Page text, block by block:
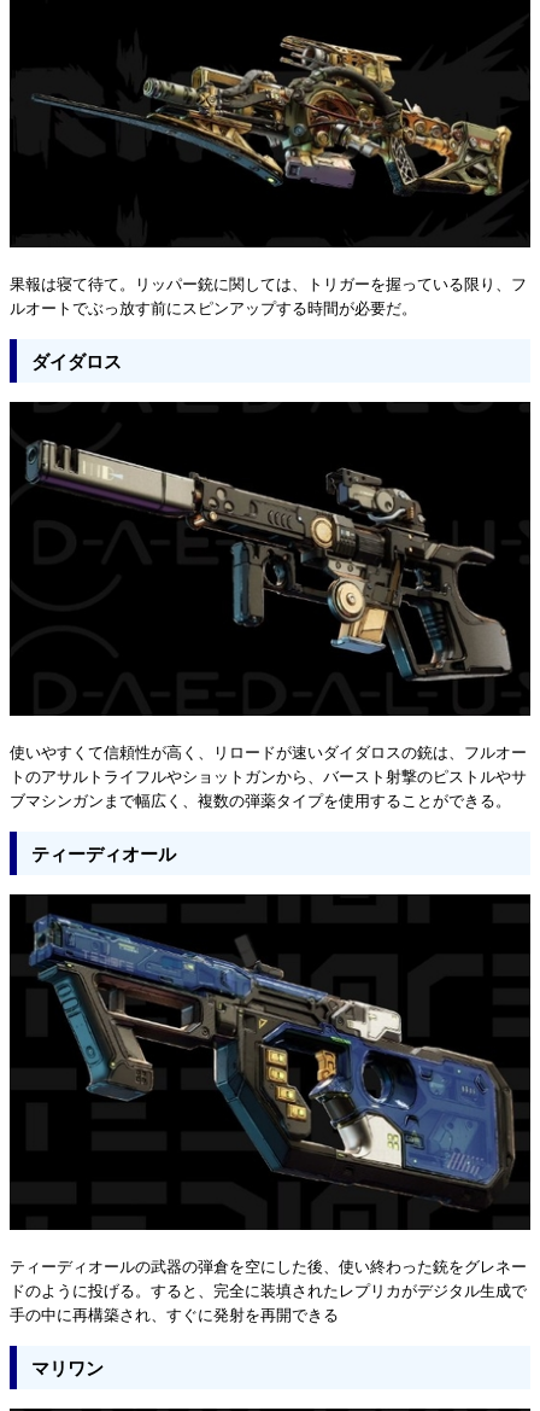
果報は寝て待て。リッパー銃に関しては、トリガーを握っている限り、フ
ルオートでぶっ放す前にスピンアップする時間が必要だ。
ダイダロス
使いやすくて信頼性が高く、リロードが速いダイダロスの銃は、フルオー
トのアサルトライフルやショットガンから、バースト射撃のピストルやサ
ブマシンガンまで幅広く、複数の弾薬タイプを使用することができる。
ティーディオール
ティーディオールの武器の弾倉を空にした後、使い終わった銃をグレネー
ドのように投げる。すると、完全に装填されたレプリカがデジタル生成で
手の中に再構築され、すぐに発射を再開できる
マリワン